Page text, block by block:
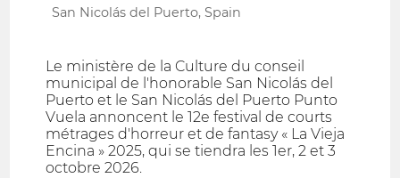
San Nicolás del Puerto, Spain
Le ministère de la Culture du conseil
municipal de l'honorable San Nicolás del
Puerto et le San Nicolás del Puerto Punto
Vuela annoncent le 12e festival de courts
métrages d'horreur et de fantasy « La Vieja
Encina » 2025, qui se tiendra les 1er, 2 et 3
octobre 2026.